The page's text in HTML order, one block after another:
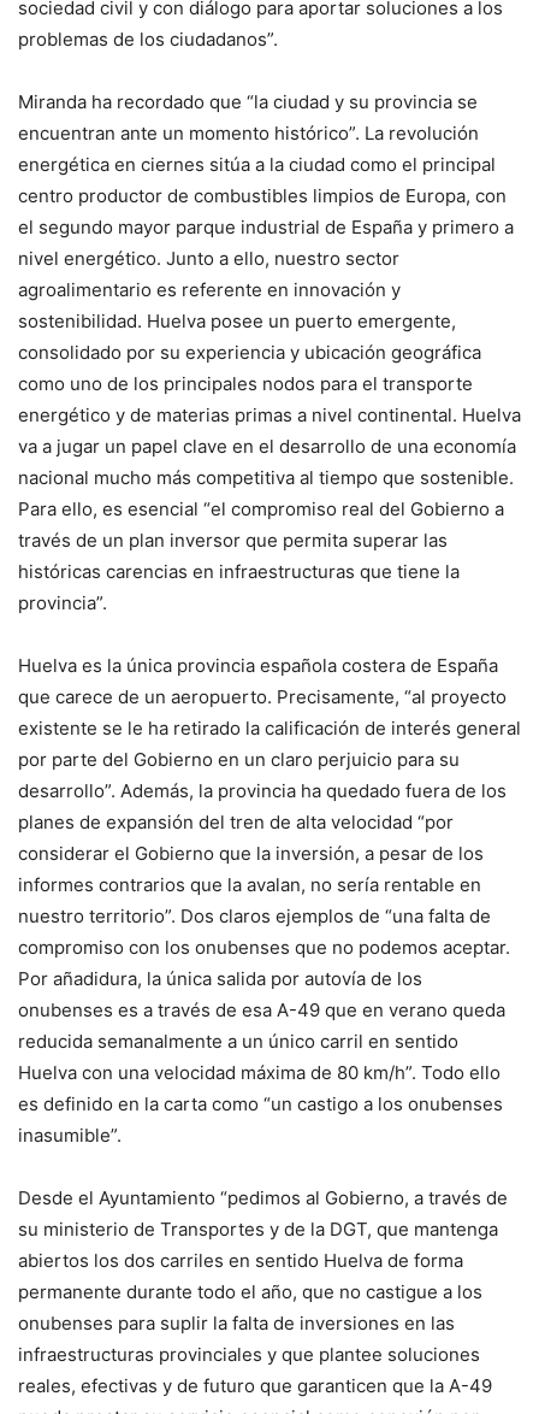
sociedad civil y con diálogo para aportar soluciones a los
problemas de los ciudadanos”.
Miranda ha recordado que “la ciudad y su provincia se
encuentran ante un momento histórico”. La revolución
energética en ciernes sitúa a la ciudad como el principal
centro productor de combustibles limpios de Europa, con
el segundo mayor parque industrial de España y primero a
nivel energético. Junto a ello, nuestro sector
agroalimentario es referente en innovación y
sostenibilidad. Huelva posee un puerto emergente,
consolidado por su experiencia y ubicación geográfica
como uno de los principales nodos para el transporte
energético y de materias primas a nivel continental. Huelva
va a jugar un papel clave en el desarrollo de una economía
nacional mucho más competitiva al tiempo que sostenible.
Para ello, es esencial “el compromiso real del Gobierno a
través de un plan inversor que permita superar las
históricas carencias en infraestructuras que tiene la
provincia”.
Huelva es la única provincia española costera de España
que carece de un aeropuerto. Precisamente, “al proyecto
existente se le ha retirado la calificación de interés general
por parte del Gobierno en un claro perjuicio para su
desarrollo”. Además, la provincia ha quedado fuera de los
planes de expansión del tren de alta velocidad “por
considerar el Gobierno que la inversión, a pesar de los
informes contrarios que la avalan, no sería rentable en
nuestro territorio”. Dos claros ejemplos de “una falta de
compromiso con los onubenses que no podemos aceptar.
Por añadidura, la única salida por autovía de los
onubenses es a través de esa A-49 que en verano queda
reducida semanalmente a un único carril en sentido
Huelva con una velocidad máxima de 80 km/h”. Todo ello
es definido en la carta como “un castigo a los onubenses
inasumible”.
Desde el Ayuntamiento “pedimos al Gobierno, a través de
su ministerio de Transportes y de la DGT, que mantenga
abiertos los dos carriles en sentido Huelva de forma
permanente durante todo el año, que no castigue a los
onubenses para suplir la falta de inversiones en las
infraestructuras provinciales y que plantee soluciones
reales, efectivas y de futuro que garanticen que la A-49